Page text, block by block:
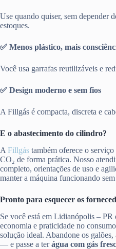
Use quando quiser, sem depender
estoques.
✅ Menos plástico, mais
Você usa garrafas reutilizáveis e
✅ Design moderno e sem fios
A Fillgás é compacta, discreta e
E o abastecimento do cilindro?
A Fillgás também oferece o
CO₂ de forma prática. Nosso
completo, orientações de uso e
manter a máquina funcionando
Pronto para esquecer os
Se você está em Lidianópolis – PR
economia e praticidade no
solução ideal. Abandone os galões,
— e passe a terágua com gás